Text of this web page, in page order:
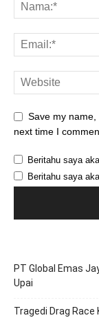
Save my
next time I
Beritahu saya
Beritahu saya
PT Global Emas
Upai
Tragedi Drag